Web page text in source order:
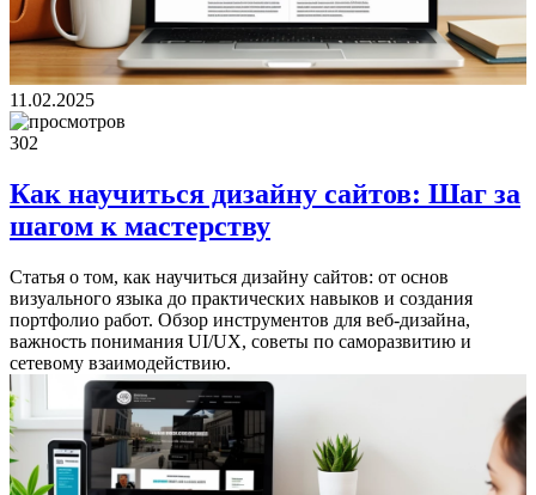
11.02.2025
302
Как научиться дизайну сайтов: Шаг за
шагом к мастерству
Статья о том, как научиться дизайну сайтов: от основ
визуального языка до практических навыков и создания
портфолио работ. Обзор инструментов для веб-дизайна,
важность понимания UI/UX, советы по саморазвитию и
сетевому взаимодействию.